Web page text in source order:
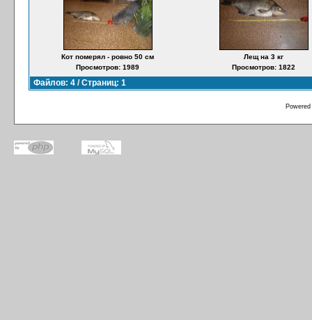
Кот померял - ровно 50 см
Просмотров: 1989
Лещ на 3 кг
Просмотров: 1822
Файлов: 4 / Страниц: 1